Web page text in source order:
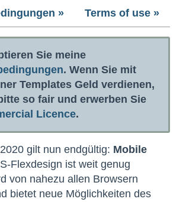
» Terms of use »
Sie meine
. Wenn Sie mit
Templates Geld verdienen,
so fair und erwerben Sie
Licence.
gilt nun endgültig: Mobile
Flexdesign ist weit genug
von nahezu allen Browsern
bietet neue Möglichkeiten des